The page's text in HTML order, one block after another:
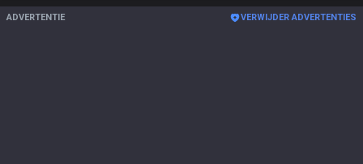
ADVERTENTIE VERWIJDER ADVERTENTIES